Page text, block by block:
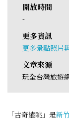
開放時間
-
更多資訊
更多景點照片
文章來源
玩全台灣旅遊
「古奇遠眺」是新